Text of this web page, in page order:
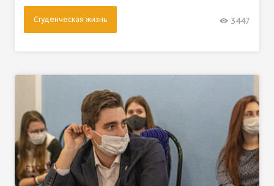
Студенческая жизнь 3447